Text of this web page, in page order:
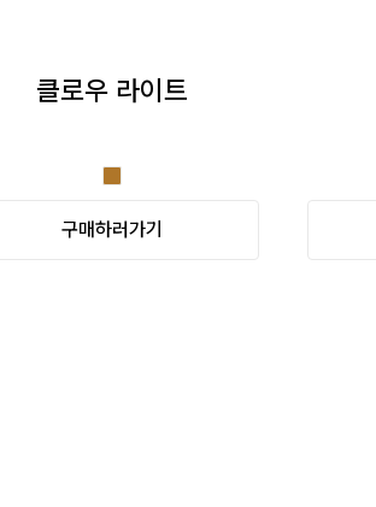
클로우 라이트
구매하러가기